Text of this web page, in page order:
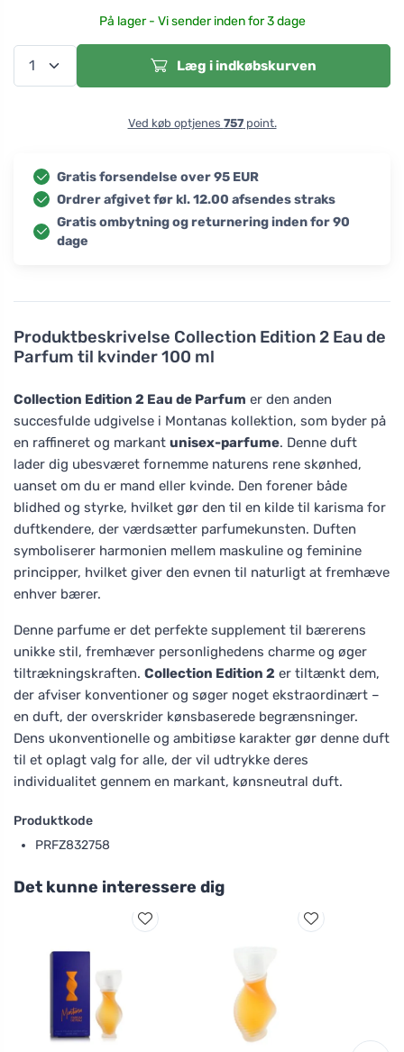
Produktbeskrivelse Collection Edition 2 Eau de
Parfum til kvinder 100 ml
Collection Edition 2 Eau de Parfum er den anden
succesfulde udgivelse i Montanas kollektion, som byder på
en raffineret og markant unisex-parfume. Denne duft
lader dig ubesværet fornemme naturens rene skønhed,
uanset om du er mand eller kvinde. Den forener både
blidhed og styrke, hvilket gør den til en kilde til karisma for
duftkendere, der værdsætter parfumekunsten. Duften
symboliserer harmonien mellem maskuline og feminine
principper, hvilket giver den evnen til naturligt at fremhæve
enhver bærer.
Denne parfume er det perfekte supplement til bærerens
unikke stil, fremhæver personlighedens charme og øger
tiltrækningskraften. Collection Edition 2 er tiltænkt dem,
der afviser konventioner og søger noget ekstraordinært –
en duft, der overskrider kønsbaserede begrænsninger.
Dens ukonventionelle og ambitiøse karakter gør denne duft
til et oplagt valg for alle, der vil udtrykke deres
individualitet gennem en markant, kønsneutral duft.
Produktkode
PRFZ832758
På lager - Vi sender inden for 3 dage
Læg i indkøbskurven
Ved køb optjenes 757point.
Gratis forsendelse over 95 EUR
Ordrer afgivet før kl. 12.00 afsendes straks
Gratis ombytning og returnering inden for 90
dage
Det kunne interessere dig